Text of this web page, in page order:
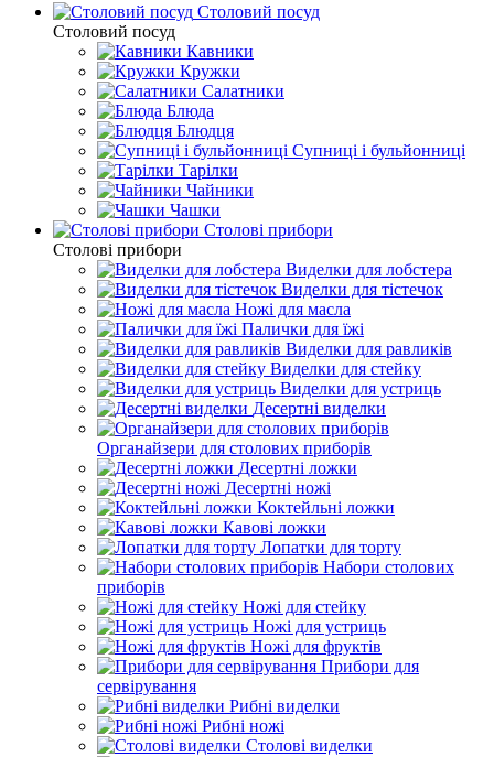
Столовий посуд
Столовий посуд
Кавники
Кружки
Салатники
Блюда
Блюдця
Супниці і бульйонниці
Тарілки
Чайники
Чашки
Столові прибори
Столові прибори
Виделки для лобстера
Виделки для тістечок
Ножі для масла
Палички для їжі
Виделки для равликів
Виделки для стейку
Виделки для устриць
Десертні виделки
Органайзери для столових приборів
Десертні ложки
Десертні ножі
Коктейльні ложки
Кавові ложки
Лопатки для торту
Набори столових
приборів
Ножі для стейку
Ножі для устриць
Ножі для фруктів
Прибори для
сервірування
Рибні виделки
Рибні ножі
Столові виделки